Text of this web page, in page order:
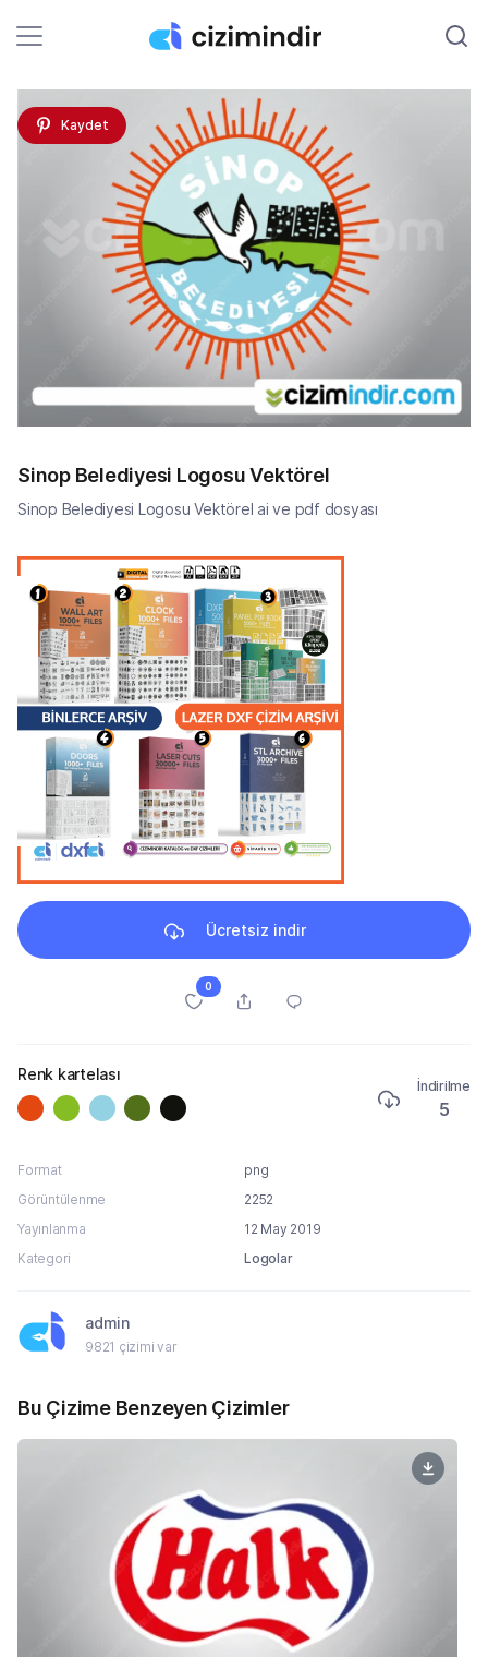
Kaydet
Sinop Belediyesi Logosu Vektörel
Sinop Belediyesi Logosu Vektörel ai ve pdf dosyası
Ücretsiz indir
0
Renk kartelası
İndirilme
5
Format
png
Görüntülenme
2252
Yayınlanma
12 May 2019
Kategori
Logolar
admin
9821 çizimi var
Bu Çizime Benzeyen Çizimler